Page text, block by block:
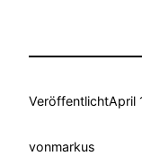
VeröffentlichtApril
vonmarkus